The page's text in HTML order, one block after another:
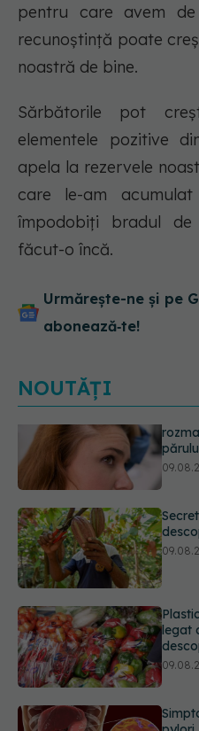
pentru care avem
recunoștință poate
noastră de bine.
Sărbătorile pot
elementele pozitive
apela la rezervele
care le-am
împodobiți bradul
făcut-o încă.
Urmărește-ne și pe
abonează‑te!
NOUTĂȚI